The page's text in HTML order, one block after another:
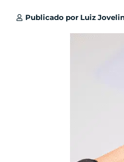
Publicado por Luiz